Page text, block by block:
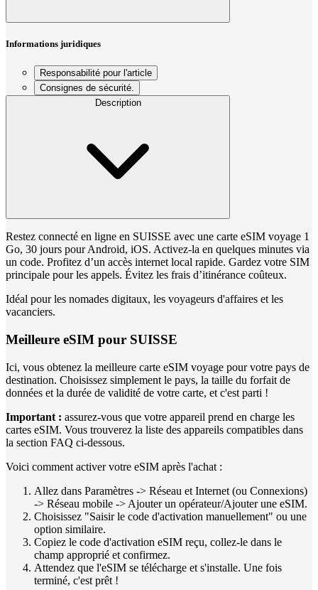
Informations juridiques
Responsabilité pour l'article
Consignes de sécurité.
Description
Restez connecté en ligne en SUISSE avec une carte eSIM voyage 1
Go, 30 jours pour Android, iOS. Activez-la en quelques minutes via
un code. Profitez d’un accès internet local rapide. Gardez votre SIM
principale pour les appels. Évitez les frais d’itinérance coûteux.
Idéal pour les nomades digitaux, les voyageurs d'affaires et les
vacanciers.
Meilleure eSIM pour SUISSE
Ici, vous obtenez la meilleure carte eSIM voyage pour votre pays de
destination. Choisissez simplement le pays, la taille du forfait de
données et la durée de validité de votre carte, et c'est parti !
Important : assurez-vous que votre appareil prend en charge les
cartes eSIM. Vous trouverez la liste des appareils compatibles dans
la section FAQ ci-dessous.
Voici comment activer votre eSIM après l'achat :
Allez dans Paramètres -> Réseau et Internet (ou Connexions)
-> Réseau mobile -> Ajouter un opérateur/Ajouter une eSIM.
Choisissez "Saisir le code d'activation manuellement" ou une
option similaire.
Copiez le code d'activation eSIM reçu, collez-le dans le
champ approprié et confirmez.
Attendez que l'eSIM se télécharge et s'installe. Une fois
terminé, c'est prêt !